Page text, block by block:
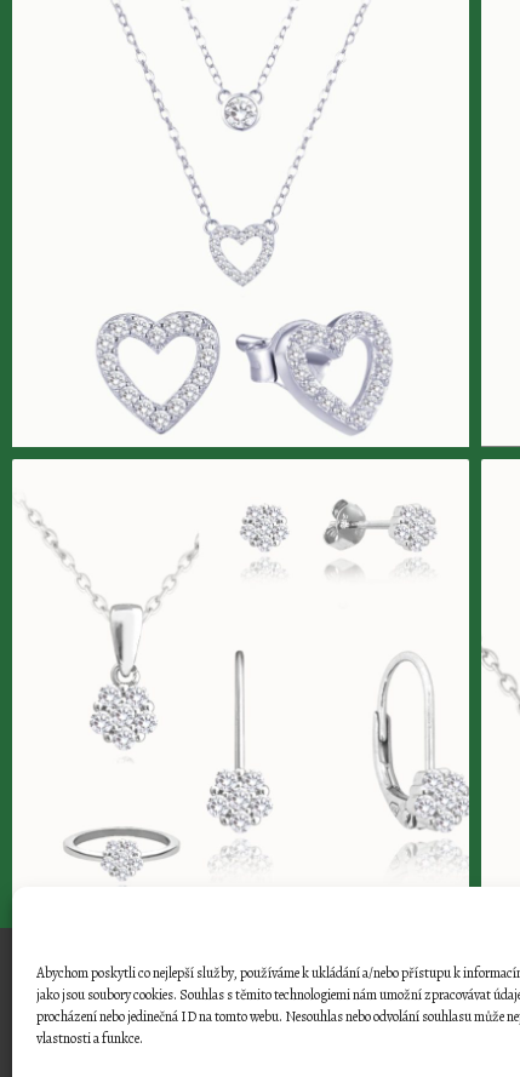
Abychom poskytli co nejlepší služby, používáme k ukládání a/nebo přístupu k
jako jsou soubory cookies. Souhlas s těmito technologiemi nám umožní zpracovávat
procházení nebo jedinečná ID na tomto webu. Nesouhlas nebo odvolání souhlasu může
vlastnosti a funkce.
Jiřího náměstí 43 | Poděbrady | Tel.: